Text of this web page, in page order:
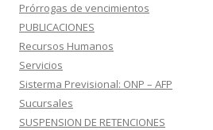
Prórrogas de vencimientos
PUBLICACIONES
Recursos Humanos
Servicios
Sisterma Previsional: ONP – AFP
Sucursales
SUSPENSION DE RETENCIONES